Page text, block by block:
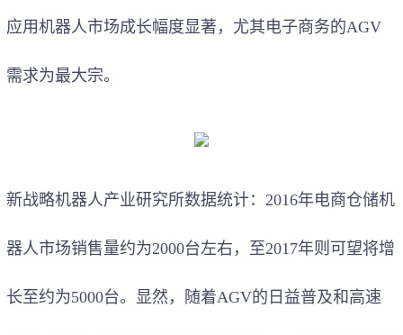
应用机器人市场成长幅度显著，尤其电子商务的AGV
需求为最大宗。
新战略机器人产业研究所数据统计：2016年电商仓储机
器人市场销售量约为2000台左右，至2017年则可望将增
长至约为5000台。显然，随着AGV的日益普及和高速